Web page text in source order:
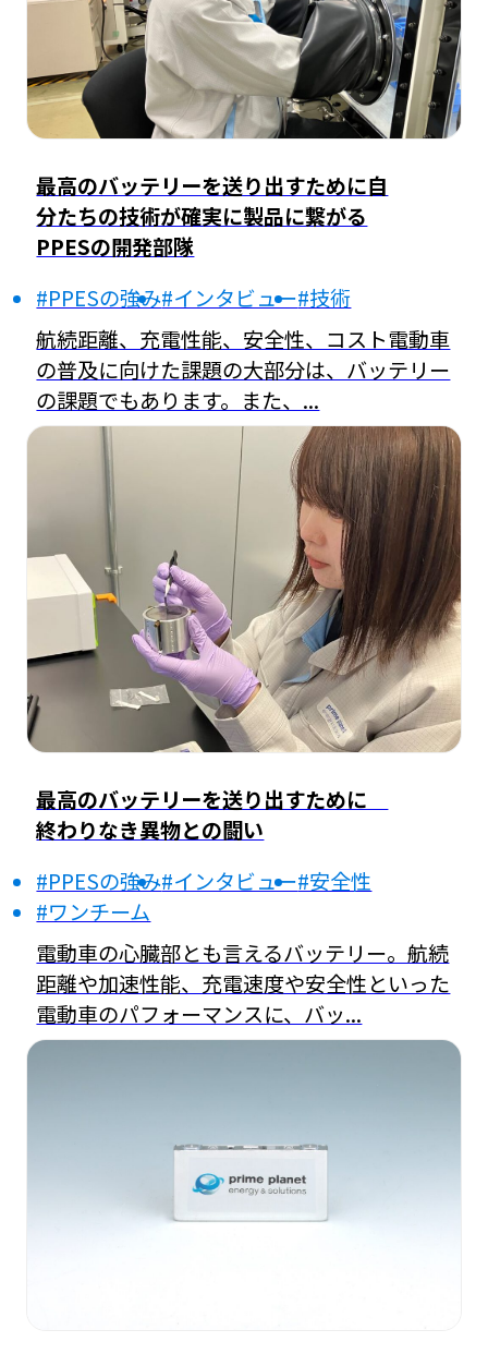
最高のバッテリーを送り出すために自
分たちの技術が確実に製品に繋がる
PPESの開発部隊
#PPESの強み#インタビュー#技術
航続距離、充電性能、安全性、コスト――電動車
の普及に向けた課題の大部分は、バッテリー
の課題でもあります。また、...
最高のバッテリーを送り出すために
終わりなき異物との闘い
#PPESの強み#インタビュー#安全性
#ワンチーム
電動車の心臓部とも言えるバッテリー。航続
距離や加速性能、充電速度や安全性といった
電動車のパフォーマンスに、バッ...